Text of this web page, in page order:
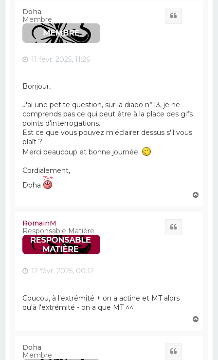
Doha
Membre
11 févr. 2025, 11:26
Bonjour,
J'ai une petite question, sur la diapo n°13, je ne
comprends pas ce qui peut être à la place des gifs
points d'interrogations.
Est ce que vous pouvez m'éclairer dessus s'il vous
plaît ?
Merci beaucoup et bonne journée.
Cordialement,
Doha
RomainM
Responsable Matière
12 févr. 2025, 00:12
Coucou, à l'extrémité + on a actine et MT alors
qu'à l'extrémité - on a que MT ^^
Doha
Membre